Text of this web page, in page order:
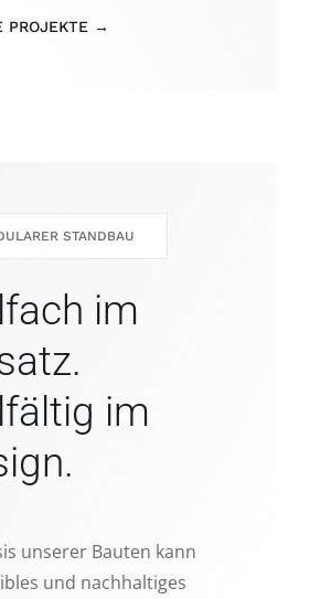
PROJEKTE →
STANDBAU
im
im
unserer Bauten kann
und nachhaltiges